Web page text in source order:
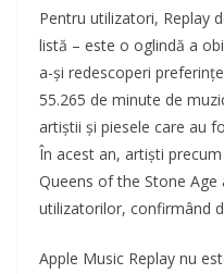
Pentru utilizatori, Replay
listă – este o oglindă a
a-și redescoperi
55.265 de minute de
artiștii și piesele care au
În acest an, artiști
Queens of the Stone
utilizatorilor, confirmând
Apple Music Replay nu